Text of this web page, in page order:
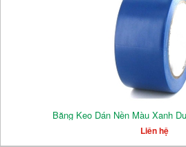
Băng Keo Dán Nền Màu Xanh
Liên hệ